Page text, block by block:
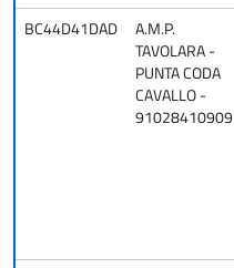
BC44D41DAD
A.M.P.
TAVOLARA -
PUNTA CODA
CAVALLO -
91028410909